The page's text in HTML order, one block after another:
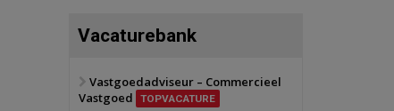
Zwanenburg
Vacaturebank
Vastgoedadviseur – Commercieel
Vastgoed
TOPVACATURE